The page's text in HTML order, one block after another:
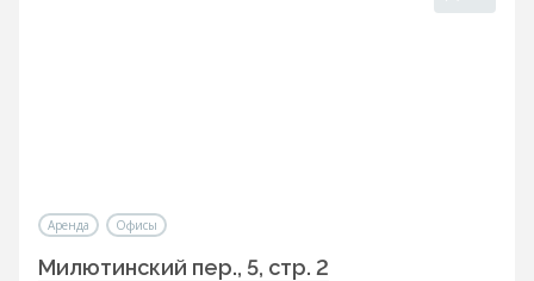
Аренда Офисы
Милютинский пер., 5, стр. 2